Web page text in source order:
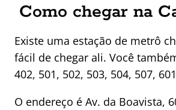
Como chegar na
Existe uma estação de metrô
fácil de chegar ali. Você
402, 501, 502, 503, 504, 507,
O endereço é Av. da Boavista,